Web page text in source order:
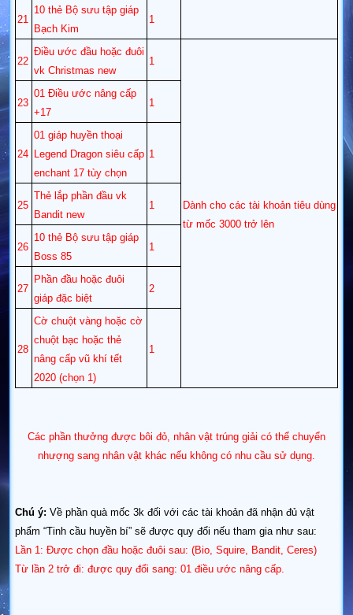
21
10 thẻ Bộ sưu tập giáp
Bạch Kim
1
22
Điều ước đầu hoặc đuôi
vk Christmas new
1
Dành cho các tài khoản tiêu dùng
từ mốc 3000 trở lên
23
01 Điều ước nâng cấp
+17 ​
1
24
01 giáp huyền thoại
Legend Dragon siêu cấp
enchant 17 tùy chọn
1
25
Thẻ lắp phần đầu vk
Bandit new
1
26
10 thẻ Bộ sưu tập giáp
Boss 85
1
27
Phần đầu hoặc đuôi
giáp đặc biệt
2
28
Cờ chuột vàng hoặc cờ
chuột bạc hoặc thẻ
nâng cấp vũ khí tết
2020 (chọn 1)
1
Các phần thưởng được bôi đỏ, nhân vật trúng giải có thể chuyển
nhượng sang nhân vật khác nếu không có nhu cầu sử dụng.
Chú ý: Về phần quà mốc 3k đối với các tài khoản đã nhận đủ vật
phẩm “Tinh cầu huyền bí” sẽ được quy đổi nếu tham gia như sau:
Lần 1: Được chọn đầu hoặc đuôi sau: (Bio, Squire, Bandit, Ceres)
Từ lần 2 trở đi: được quy đổi sang: 01 điều ước nâng cấp.